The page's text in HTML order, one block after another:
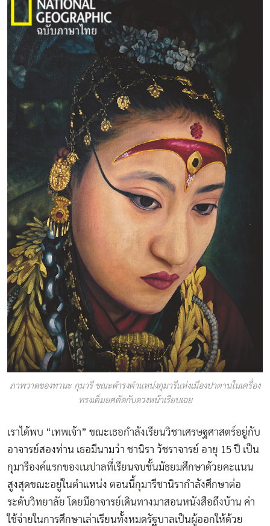
ภาพวาดของทานะ กุมารี ขณะดำรงตำแหน่งกุมารีแห่งเมืองปาตานในเครื่อง
ทรงเต็มยศตัดกับดวงหน้าเรียบเฉย
เราได้พบ “เทพเจ้า” ขณะเธอกำลังเรียนวิชาเศรษฐศาสตร์อยู่กับ
อาจารย์สองท่าน เธอมีนามว่า ชานิรา วัชราจารย์ อายุ 15 ปี เป็น
กุมารีองค์แรกของเนปาลที่เรียนจบชั้นมัธยมศึกษาด้วยคะแนน
สูงสุดขณะอยู่ในตำแหน่ง ตอนนี้กุมารีชานิรากำลังศึกษาต่อ
ระดับวิทยาลัย โดยมีอาจารย์เดินทางมาสอนหนังสือถึงบ้าน ค่า
ใช้จ่ายในการศึกษาเล่าเรียนทั้งหมดรัฐบาลเป็นผู้ออกให้ด้วย